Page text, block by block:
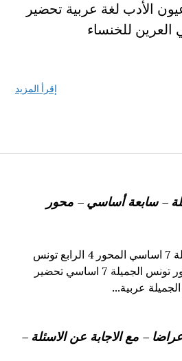
– سابعة أساسي – محور
شرح قصيدة تونس الجميلة 7 اساسي المحور 4 الرابع تونس
الجميلة شرح نصوص محور تونس الجميلة 7 اساسي تحضير
عربية...
– مع الاجابة عن الاسئلة –
الأدب لغة عربية تحضير
للخنساء
إقرأ المزيد